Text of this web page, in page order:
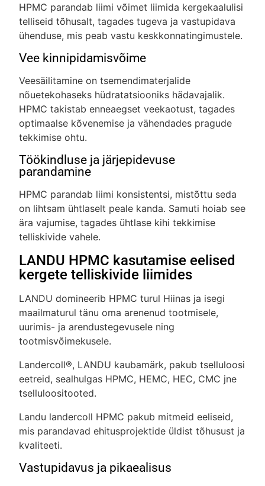
HPMC parandab liimi võimet liimida kergekaalulisi
telliseid tõhusalt, tagades tugeva ja vastupidava
ühenduse, mis peab vastu keskkonnatingimustele.
Vee kinnipidamisvõime
Veesäilitamine on tsemendimaterjalide
nõuetekohaseks hüdratatsiooniks hädavajalik.
HPMC takistab enneaegset veekaotust, tagades
optimaalse kõvenemise ja vähendades pragude
tekkimise ohtu.
Töökindluse ja järjepidevuse
parandamine
HPMC parandab liimi konsistentsi, mistõttu seda
on lihtsam ühtlaselt peale kanda. Samuti hoiab see
ära vajumise, tagades ühtlase kihi tekkimise
telliskivide vahele.
LANDU HPMC kasutamise eelised
kergete telliskivide liimides
LANDU domineerib HPMC turul Hiinas ja isegi
maailmaturul tänu oma arenenud tootmisele,
uurimis- ja arendustegevusele ning
tootmisvõimekusele.
Landercoll®, LANDU kaubamärk, pakub tselluloosi
eetreid, sealhulgas HPMC, HEMC, HEC, CMC jne
tselluloositooted.
Landu landercoll HPMC pakub mitmeid eeliseid,
mis parandavad ehitusprojektide üldist tõhusust ja
kvaliteeti.
Vastupidavus ja pikaealisus